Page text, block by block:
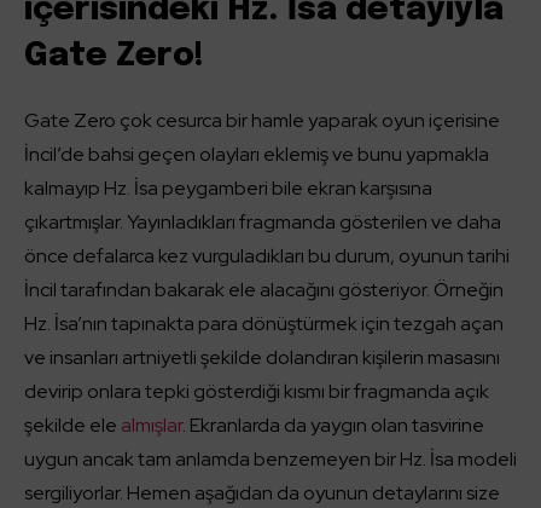
içerisindeki Hz. İsa detayıyla
Gate Zero!
Gate Zero çok cesurca bir hamle yaparak oyun içerisine
İncil’de bahsi geçen olayları eklemiş ve bunu yapmakla
kalmayıp Hz. İsa peygamberi bile ekran karşısına
çıkartmışlar. Yayınladıkları fragmanda gösterilen ve daha
önce defalarca kez vurguladıkları bu durum, oyunun tarihi
İncil tarafından bakarak ele alacağını gösteriyor. Örneğin
Hz. İsa’nın tapınakta para dönüştürmek için tezgah açan
ve insanları artniyetli şekilde dolandıran kişilerin masasını
devirip onlara tepki gösterdiği kısmı bir fragmanda açık
şekilde ele almışlar. Ekranlarda da yaygın olan tasvirine
uygun ancak tam anlamda benzemeyen bir Hz. İsa modeli
sergiliyorlar. Hemen aşağıdan da oyunun detaylarını size